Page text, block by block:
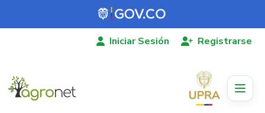
Pasar al contenido principal
Iniciar Sesión Registrarse